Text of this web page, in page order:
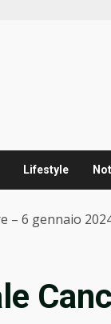
Lifestyle
– 6 gennaio